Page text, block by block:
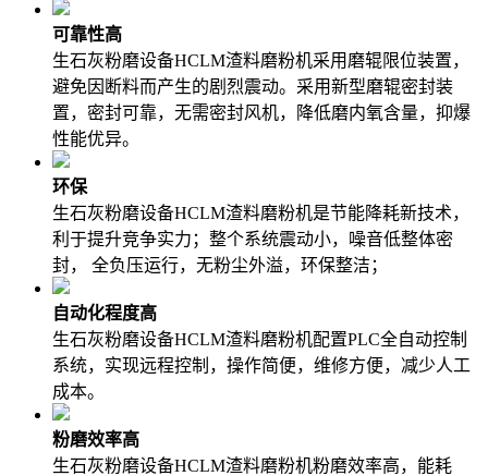
可靠性高
生石灰粉磨设备HCLM渣料磨粉机采用磨辊限位装置，
避免因断料而产生的剧烈震动。采用新型磨辊密封装
置，密封可靠，无需密封风机，降低磨内氧含量，抑爆
性能优异。
环保
生石灰粉磨设备HCLM渣料磨粉机是节能降耗新技术，
利于提升竞争实力；整个系统震动小，噪音低整体密
封， 全负压运行，无粉尘外溢，环保整洁；
自动化程度高
生石灰粉磨设备HCLM渣料磨粉机配置PLC全自动控制
系统，实现远程控制，操作简便，维修方便，减少人工
成本。
粉磨效率高
生石灰粉磨设备HCLM渣料磨粉机粉磨效率高，能耗